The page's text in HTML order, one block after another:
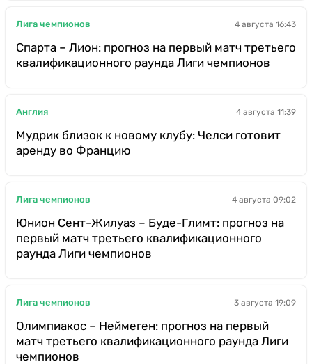
Лига чемпионов 4 августа 16:43
Спарта – Лион: прогноз на первый матч третьего
квалификационного раунда Лиги чемпионов
Англия 4 августа 11:39
Мудрик близок к новому клубу: Челси готовит
аренду во Францию
Лига чемпионов 4 августа 09:02
Юнион Сент-Жилуаз – Буде-Глимт: прогноз на
первый матч третьего квалификационного
раунда Лиги чемпионов
Лига чемпионов 3 августа 19:09
Олимпиакос – Неймеген: прогноз на первый
матч третьего квалификационного раунда Лиги
чемпионов